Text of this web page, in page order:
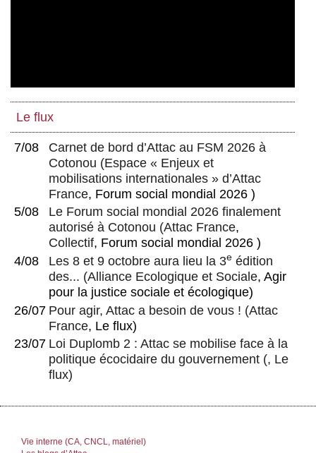
Le flux
7/08
Carnet de bord d’Attac au FSM 2026 à
Cotonou (Espace « Enjeux et
mobilisations internationales » d’Attac
France, Forum social mondial 2026 )
5/08
Le Forum social mondial 2026 finalement
autorisé à Cotonou (Attac France,
Collectif, Forum social mondial 2026 )
4/08
Les 8 et 9 octobre aura lieu la 3e édition
des... (Alliance Ecologique et Sociale, Agir
pour la justice sociale et écologique)
26/07 Pour agir, Attac a besoin de vous ! (Attac
France, Le flux)
23/07 Loi Duplomb 2 : Attac se mobilise face à la
politique écocidaire du gouvernement (, Le
flux)
Vie interne (CA, CNCL, matériel)